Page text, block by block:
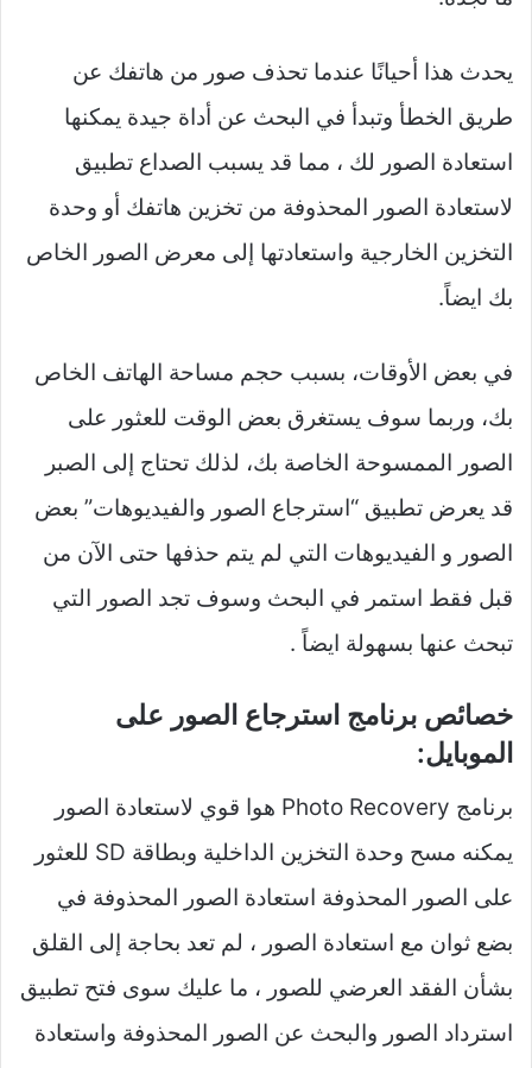
يحدث هذا أحيانًا عندما تحذف صور من هاتفك عن
طريق الخطأ وتبدأ في البحث عن أداة جيدة يمكنها
استعادة الصور لك ، مما قد يسبب الصداع تطبيق
لاستعادة الصور المحذوفة من تخزين هاتفك أو وحدة
التخزين الخارجية واستعادتها إلى معرض الصور الخاص
بك ايضاً.
في بعض الأوقات، بسبب حجم مساحة الهاتف الخاص
بك، وربما سوف يستغرق بعض الوقت للعثور على
الصور الممسوحة الخاصة بك، لذلك تحتاج إلى الصبر
قد يعرض تطبيق “استرجاع الصور والفيديوهات” بعض
الصور و الفيديوهات التي لم يتم حذفها حتى الآن من
قبل فقط استمر في البحث وسوف تجد الصور التي
تبحث عنها بسهولة ايضاً .
خصائص برنامج استرجاع الصور على
الموبايل:
برنامج Photo Recovery هوا قوي لاستعادة الصور
يمكنه مسح وحدة التخزين الداخلية وبطاقة SD للعثور
على الصور المحذوفة استعادة الصور المحذوفة في
بضع ثوان مع استعادة الصور ، لم تعد بحاجة إلى القلق
بشأن الفقد العرضي للصور ، ما عليك سوى فتح تطبيق
استرداد الصور والبحث عن الصور المحذوفة واستعادة